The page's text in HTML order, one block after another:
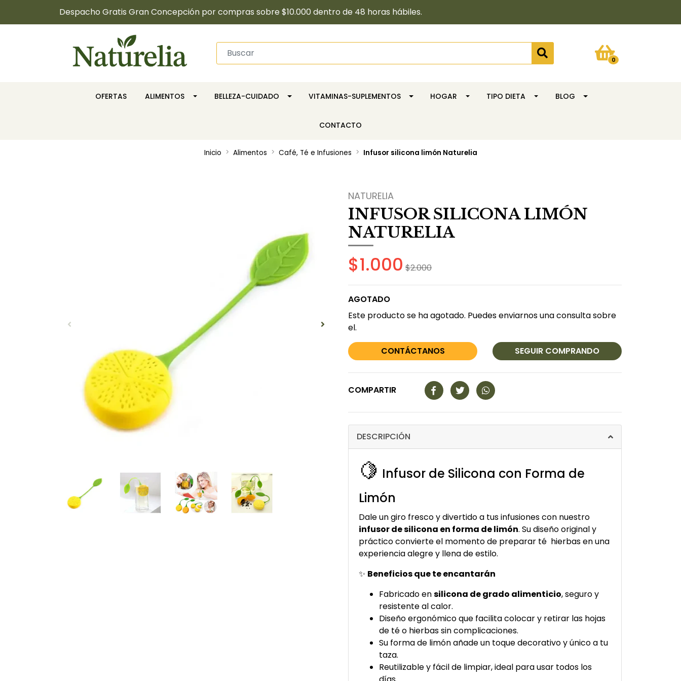
Despacho Gratis Gran Concepción por compras sobre $10.000 dentro de 48 horas hábiles.
0
OFERTAS ALIMENTOS BELLEZA-CUIDADO VITAMINAS-SUPLEMENTOS HOGAR TIPO DIETA BLOG
CONTACTO
Inicio Alimentos Café, Té e Infusiones Infusor silicona limón Naturelia
NATURELIA
INFUSOR SILICONA LIMÓN
NATURELIA
$1.000 $2.000
AGOTADO
Este producto se ha agotado. Puedes enviarnos una consulta sobre
el.
CONTÁCTANOS
SEGUIR COMPRANDO
COMPARTIR
DESCRIPCIÓN
🍋 Infusor de Silicona con Forma de
Limón
Dale un giro fresco y divertido a tus infusiones con nuestro
infusor de silicona en forma de limón. Su diseño original y
práctico convierte el momento de preparar té hierbas en una
experiencia alegre y llena de estilo.
✨ Beneficios que te encantarán
Fabricado ensilicona de grado alimenticio, seguro y
resistente al calor.
Diseño ergonómico que facilita colocar y retirar las hojas
de té o hierbas sin complicaciones.
Su forma de limón añade un toque decorativo y único a tu
taza.
Reutilizable y fácil de limpiar, ideal para usar todos los